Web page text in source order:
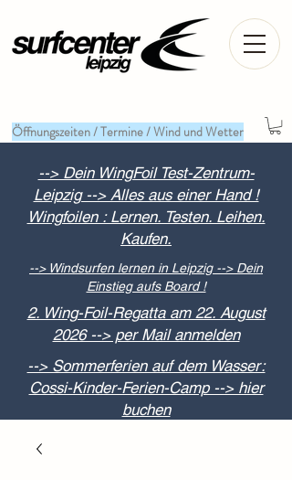
Öffnungszeiten / Termine / Wind und Wetter
--> Dein WingFoil Test-Zentrum-
Leipzig --> Alles aus einer Hand !
Wingfoilen : Lernen. Testen. Leihen.
Kaufen.
--> Windsurfen lernen in Leipzig --> Dein
Einstieg aufs Board !
2. Wing-Foil-Regatta am 22. August
2026 --> per Mail anmelden
--> Sommerferien auf dem Wasser:
Cossi-Kinder-Ferien-Camp --> hier
buchen